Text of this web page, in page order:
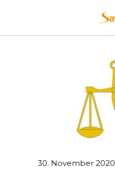
30. November 2020